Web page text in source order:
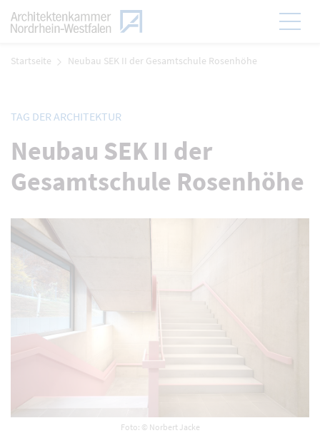
Zum Menü
Startseite Neubau SEK II der Gesamtschule Rosenhöhe
TAG DER ARCHITEKTUR
Neubau SEK II der
Gesamtschule Rosenhöhe
Foto: © Norbert Jacke